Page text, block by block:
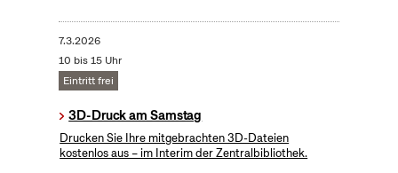
7.3.2026
10 bis 15 Uhr
Eintritt frei
3D-Druck am Samstag
Drucken Sie Ihre mitgebrachten 3D-Dateien
kostenlos aus – im Interim der Zentralbibliothek.